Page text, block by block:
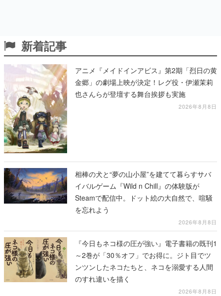
新着記事
アニメ『メイドインアビス』第2期「烈日の黄
金郷」の劇場上映が決定！レグ役・伊瀬茉莉
也さんらが登壇する舞台挨拶も実施
2026年8月8日
相棒の犬と“夢の山小屋”を建てて暮らすサバ
イバルゲーム『Wild n Chill』の体験版が
Steamで配信中。ドット絵の大自然で、喧騒
を忘れよう
2026年8月8日
『今日もネコ様の圧が強い』電子書籍の既刊1
～2巻が「30％オフ」でお得に。ジト目でツ
ンツンしたネコたちと、ネコを溺愛する人間
のすれ違いを描く
2026年8月8日